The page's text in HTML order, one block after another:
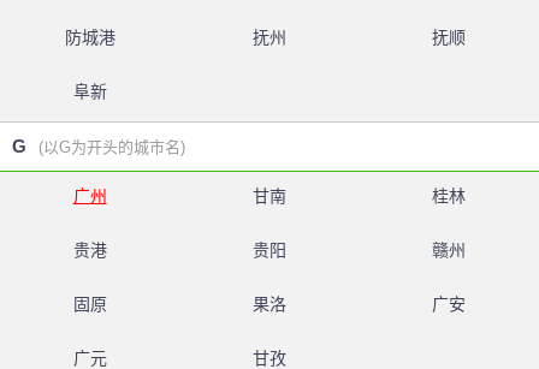
防城港 抚州 抚顺
阜新
G (以G为开头的城市名)
广州 甘南 桂林
贵港 贵阳 赣州
固原 果洛 广安
广元 甘孜